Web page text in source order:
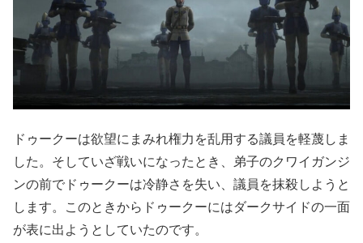
ドゥークーは欲望にまみれ権力を乱用する議員を軽蔑しま
した。そしていざ戦いになったとき、弟子のクワイガンジ
ンの前でドゥークーは冷静さを失い、議員を抹殺しようと
します。このときからドゥークーにはダークサイドの一面
が表に出ようとしていたのです。